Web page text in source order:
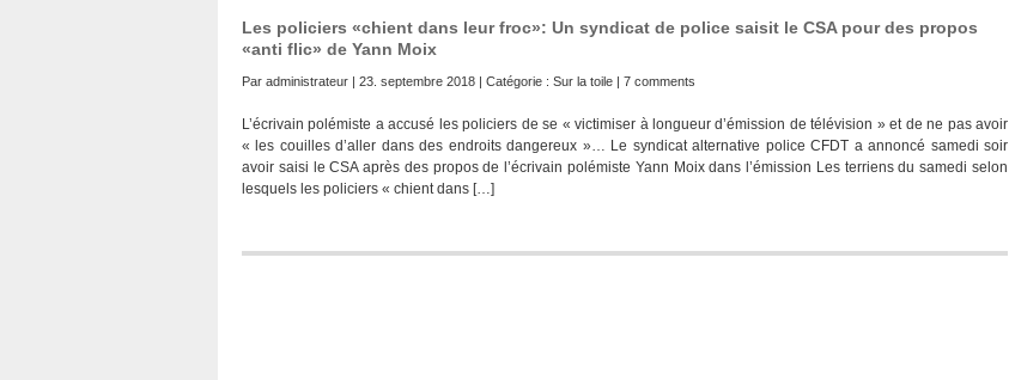
Les policiers «chient dans leur froc»: Un syndicat de police saisit le CSA pour des propos
«anti flic» de Yann Moix
Par administrateur | 23. septembre 2018 | Catégorie : Sur la toile | 7 comments
L’écrivain polémiste a accusé les policiers de se « victimiser à longueur d’émission de télévision » et de ne pas avoir
« les couilles d’aller dans des endroits dangereux »… Le syndicat alternative police CFDT a annoncé samedi soir
avoir saisi le CSA après des propos de l’écrivain polémiste Yann Moix dans l’émission Les terriens du samedi selon
lesquels les policiers « chient dans […]